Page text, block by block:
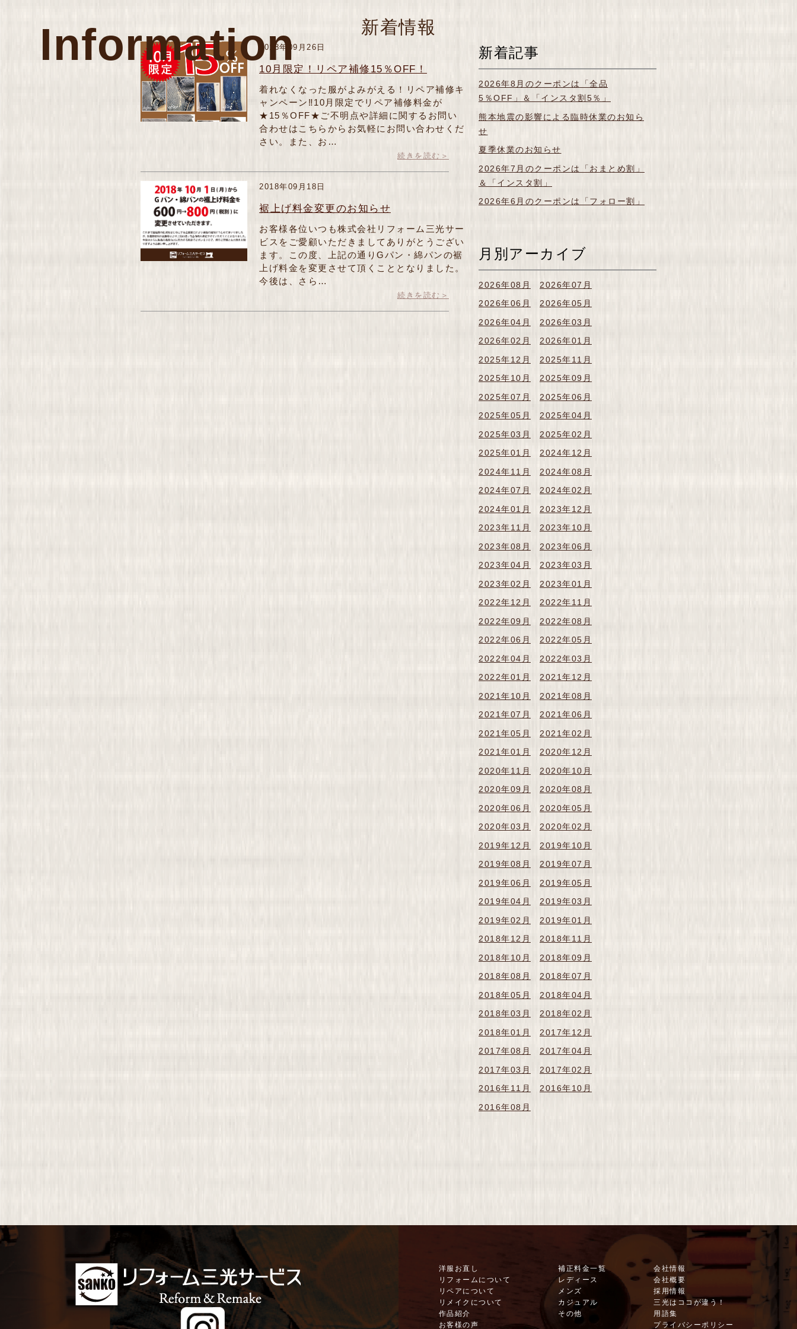
Information 新着情報
2018年09月26日
10月限定！リペア補修15％OFF！
着れなくなった服がよみがえる！リペア補修キ
ャンペーン‼10月限定でリペア補修料金が
★15％OFF★ご不明点や詳細に関するお問い
合わせはこちらからお気軽にお問い合わせくだ
さい。また、お…
続きを読む＞
2018年09月18日
裾上げ料金変更のお知らせ
お客様各位いつも株式会社リフォーム三光サー
ビスをご愛顧いただきましてありがとうござい
ます。この度、上記の通りGパン・綿パンの裾
上げ料金を変更させて頂くこととなりました。
今後は、さら…
続きを読む＞
新着記事
2026年8月のクーポンは「全品
5％OFF」＆「インスタ割5％」
熊本地震の影響による臨時休業のお知ら
せ
夏季休業のお知らせ
2026年7月のクーポンは「おまとめ割」
＆「インスタ割」
2026年6月のクーポンは「フォロー割」
月別アーカイブ
2026年08月
2026年07月
2026年06月
2026年05月
2026年04月
2026年03月
2026年02月
2026年01月
2025年12月
2025年11月
2025年10月
2025年09月
2025年07月
2025年06月
2025年05月
2025年04月
2025年03月
2025年02月
2025年01月
2024年12月
2024年11月
2024年08月
2024年07月
2024年02月
2024年01月
2023年12月
2023年11月
2023年10月
2023年08月
2023年06月
2023年04月
2023年03月
2023年02月
2023年01月
2022年12月
2022年11月
2022年09月
2022年08月
2022年06月
2022年05月
2022年04月
2022年03月
2022年01月
2021年12月
2021年10月
2021年08月
2021年07月
2021年06月
2021年05月
2021年02月
2021年01月
2020年12月
2020年11月
2020年10月
2020年09月
2020年08月
2020年06月
2020年05月
2020年03月
2020年02月
2019年12月
2019年10月
2019年08月
2019年07月
2019年06月
2019年05月
2019年04月
2019年03月
2019年02月
2019年01月
2018年12月
2018年11月
2018年10月
2018年09月
2018年08月
2018年07月
2018年05月
2018年04月
2018年03月
2018年02月
2018年01月
2017年12月
2017年08月
2017年04月
2017年03月
2017年02月
2016年11月
2016年10月
2016年08月
洋服お直し
リフォームについて
リペアについて
リメイクについて
作品紹介
お客様の声
補正料金一覧
レディース
メンズ
カジュアル
その他
会社情報
会社概要
採用情報
三光はココが違う！
用語集
プライバシーポリシー